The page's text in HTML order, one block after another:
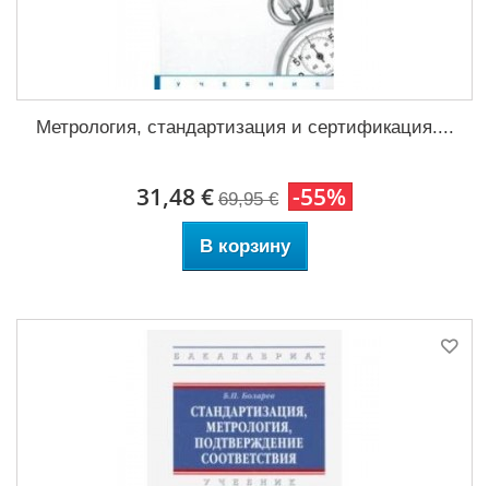
Метрология, стандартизация и сертификация....
31,48 € 69,95 € -55%
В корзину